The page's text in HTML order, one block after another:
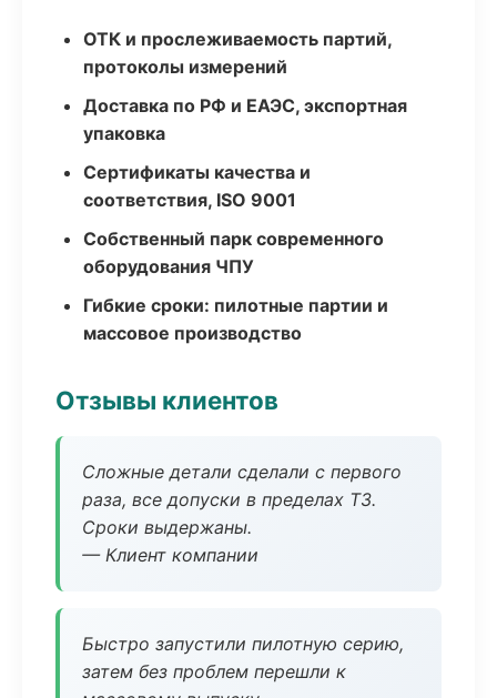
ОТК и прослеживаемость партий,
протоколы измерений
Доставка по РФ и ЕАЭС, экспортная
упаковка
Сертификаты качества и
соответствия, ISO 9001
Собственный парк современного
оборудования ЧПУ
Гибкие сроки: пилотные партии и
массовое производство
Отзывы клиентов
Сложные детали сделали с первого
раза, все допуски в пределах ТЗ.
Сроки выдержаны.
— Клиент компании
Быстро запустили пилотную серию,
затем без проблем перешли к